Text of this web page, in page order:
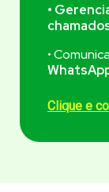
•
•
Clique e